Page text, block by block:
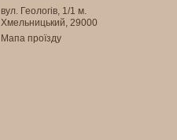
вул. Геологів, 1/1 м.
Хмельницький, 29000
Мапа проїзду